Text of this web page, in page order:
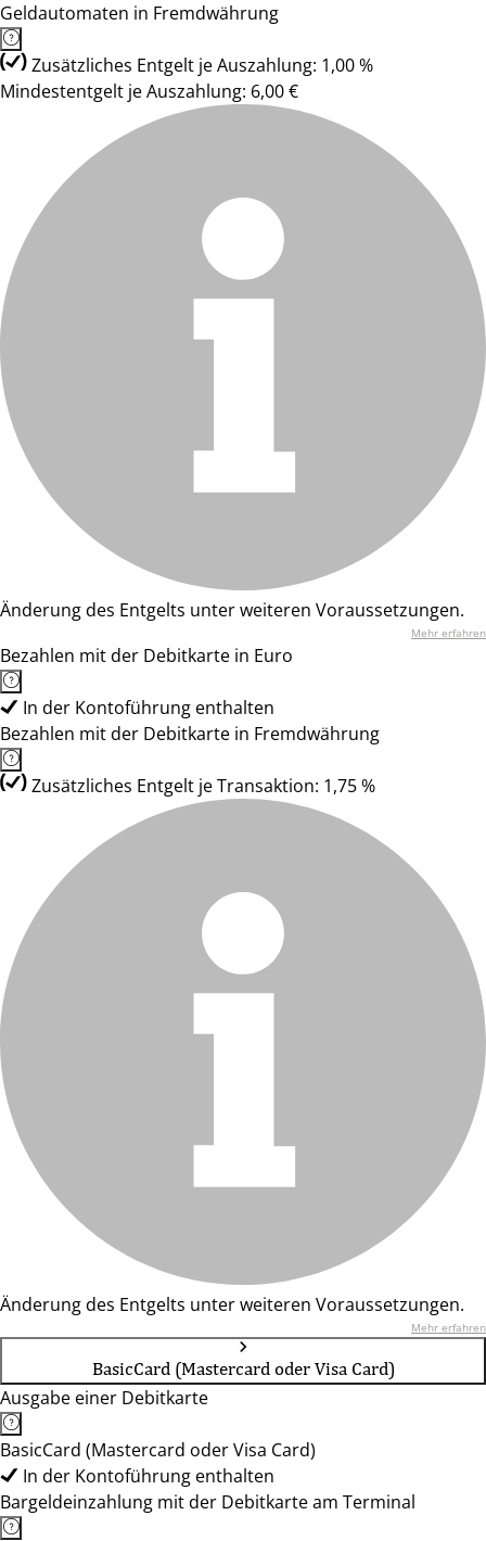
Geldautomaten in Fremdwährung
Zusätzliches Entgelt je Auszahlung: 1,00 %
Mindestentgelt je Auszahlung: 6,00 €
Änderung des Entgelts unter weiteren Voraussetzungen.
Mehr erfahren
Bezahlen mit der Debitkarte in Euro
In der Kontoführung enthalten
Bezahlen mit der Debitkarte in Fremdwährung
Zusätzliches Entgelt je Transaktion: 1,75 %
Änderung des Entgelts unter weiteren Voraussetzungen.
Mehr erfahren
BasicCard (Mastercard oder Visa Card)
Ausgabe einer Debitkarte
BasicCard (Mastercard oder Visa Card)
In der Kontoführung enthalten
Bargeldeinzahlung mit der Debitkarte am Terminal